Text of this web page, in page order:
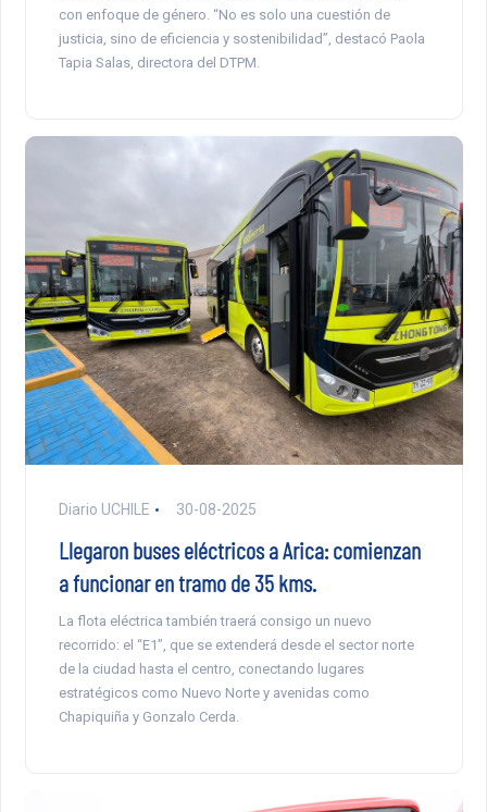
con enfoque de género. “No es solo una cuestión de
justicia, sino de eficiencia y sostenibilidad”, destacó Paola
Tapia Salas, directora del DTPM.
Diario UCHILE 30-08-2025
Llegaron buses eléctricos a Arica: comienzan
a funcionar en tramo de 35 kms.
La flota eléctrica también traerá consigo un nuevo
recorrido: el “E1”, que se extenderá desde el sector norte
de la ciudad hasta el centro, conectando lugares
estratégicos como Nuevo Norte y avenidas como
Chapiquiña y Gonzalo Cerda.